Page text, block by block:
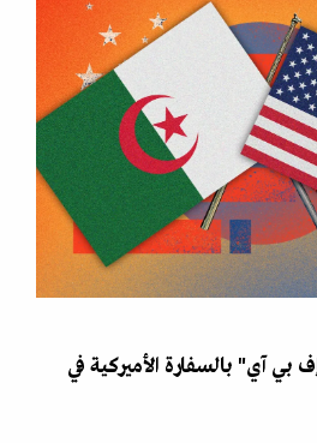
بي آي" بالسفارة الأميركية في